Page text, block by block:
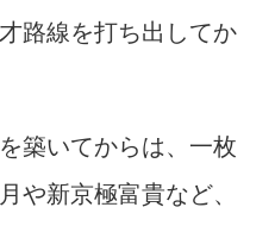
路線を打ち出してか
築いてからは、一枚
や新京極富貴など、